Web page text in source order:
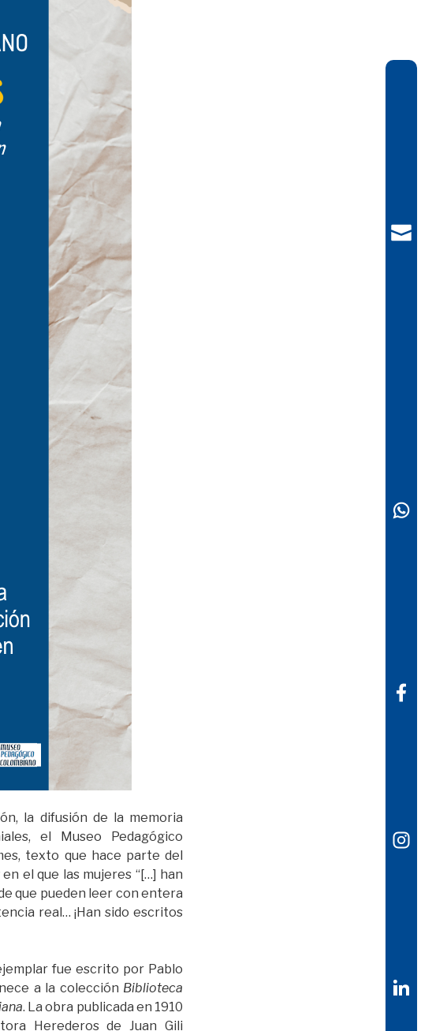
la difusión de la memoria
el Museo Pedagógico
texto que hace parte del
el que las mujeres “[…] han
que pueden leer con entera
real… ¡Han sido escritos
fue escrito por Pablo
a la colección Biblioteca
. La obra publicada en 1910
Herederos de Juan Gili